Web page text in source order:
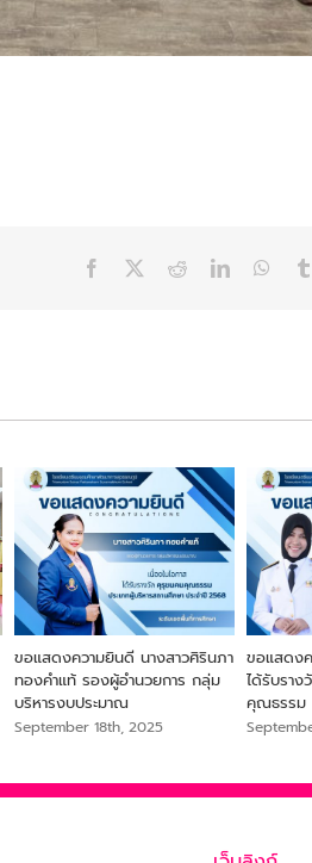
Facebook RedditLinkedIn
ขอแสดงความยินดี นางสาวศิรินภา
ทองคำแท้ รองผู้อำนวยการ กลุ่ม
บริหารงบประมาณ
September 18th, 2025
ขอแสดง
ได้รับรา
คุณธรรม